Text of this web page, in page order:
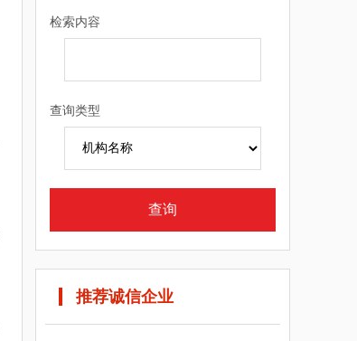
检索内容
查询类型
推荐诚信企业